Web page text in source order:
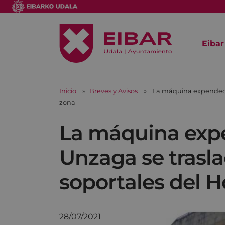
Eibar
Inicio Breves y Avisos
La máquina
zona
La máquina
Unzaga se
soportales del
28/07/2021